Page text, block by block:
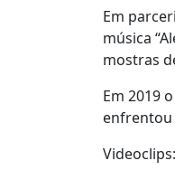
Em
música
mostras
Em 2019
enfrentou
Videoclips: